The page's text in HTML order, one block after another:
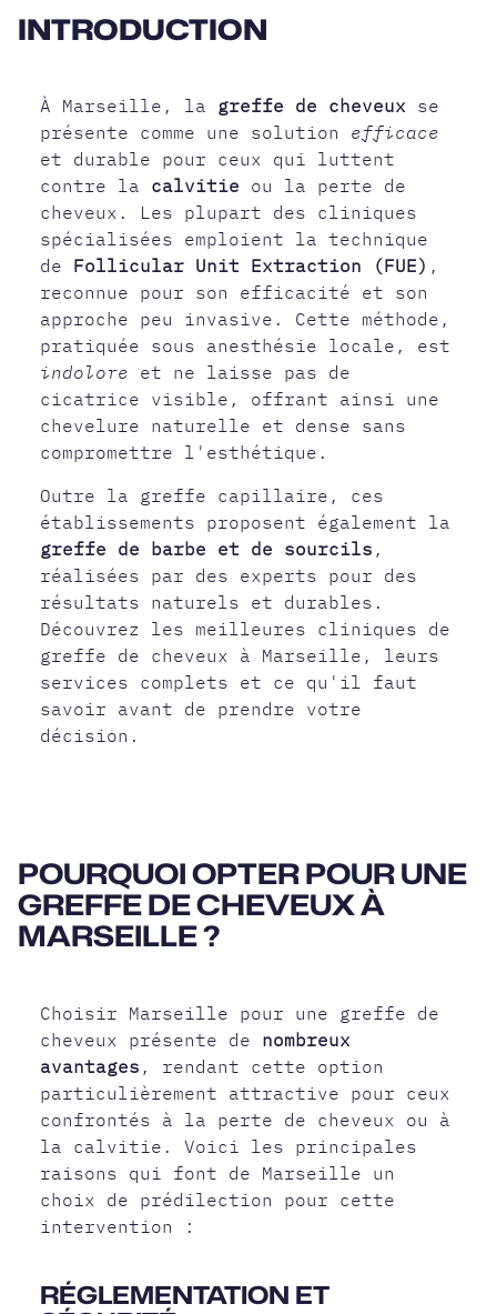
INTRODUCTION
À Marseille, la greffe de cheveux se
présente comme une solution efficace
et durable pour ceux qui luttent
contre la calvitie ou la perte de
cheveux. Les plupart des cliniques
spécialisées emploient la technique
de Follicular Unit Extraction (FUE) ,
reconnue pour son efficacité et son
approche peu invasive. Cette méthode,
pratiquée sous anesthésie locale, est
indolore et ne laisse pas de
cicatrice visible, offrant ainsi une
chevelure naturelle et dense sans
compromettre l'esthétique.
Outre la greffe capillaire, ces
établissements proposent également la
greffe de barbe et de sourcils ,
réalisées par des experts pour des
résultats naturels et durables.
Découvrez les meilleures cliniques de
greffe de cheveux à Marseille, leurs
services complets et ce qu'il faut
savoir avant de prendre votre
décision.
POURQUOI OPTER POUR UNE
GREFFE DE CHEVEUX À
MARSEILLE ?
Choisir Marseille pour une greffe de
cheveux présente de nombreux
avantages , rendant cette option
particulièrement attractive pour ceux
confrontés à la perte de cheveux ou à
la calvitie. Voici les principales
raisons qui font de Marseille un
choix de prédilection pour cette
intervention :
RÉGLEMENTATION ET